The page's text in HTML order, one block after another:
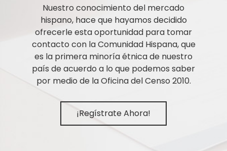
Nuestro conocimiento del mercado
hispano, hace que hayamos decidido
ofrecerle esta oportunidad para tomar
contacto con la Comunidad Hispana, que
es la primera minoría étnica de nuestro
país de acuerdo a lo que podemos saber
por medio de la Oficina del Censo 2010.
¡Regístrate Ahora!